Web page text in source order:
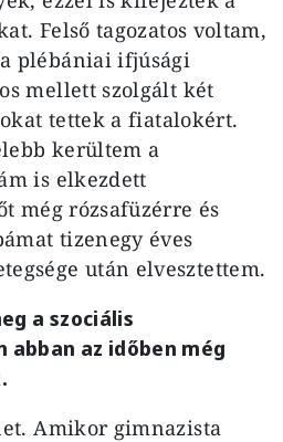
Felső tagozatos voltam,
plébániai ifjúsági
mellett szolgált két
tettek a fiatalokért.
kerültem a
is elkezdett
még rózsafüzérre és
tizenegy éves
után elvesztettem.
a szociális
az időben még
Amikor gimnazista